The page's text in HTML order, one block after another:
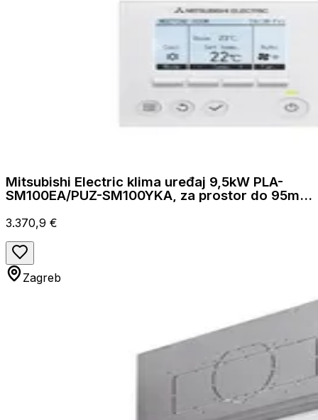
Mitsubishi Electric klima uređaj 9,5kW PLA-
SM100EA/PUZ-SM100YKA, za prostor do 95m2,
3.370,9 €
Zagreb